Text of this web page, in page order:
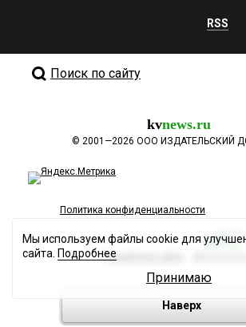
RSS
Поиск по сайту
kvnews.ru
© 2001—2026 ООО ИЗДАТЕЛЬСКИЙ
Политика конфиденциальности
Разработка сайта
Наверх
Мы используем файлы cookie для
сайта. Подробнее
Принимаю